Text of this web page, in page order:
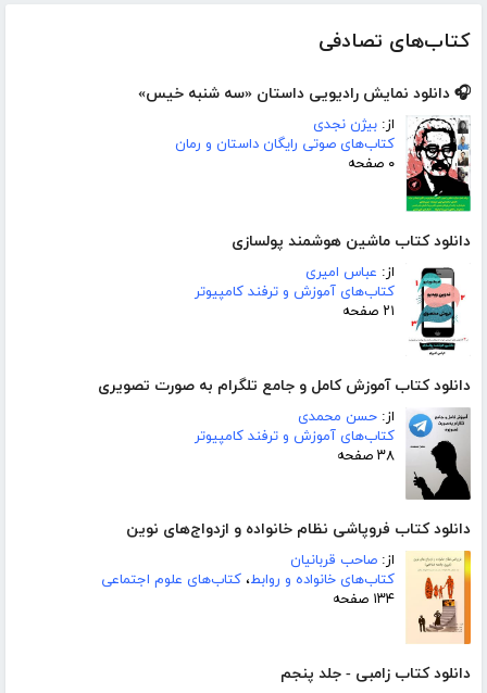
کتاب‌های تصادفی
🎧 دانلود نمایش رادیویی داستان «سه شنبه خیس»
از: بیژن نجدی
کتاب‌های صوتی رایگان داستان و رمان
۰ صفحه
دانلود کتاب ماشین هوشمند پولسازی
از: عباس امیری
کتاب‌های آموزش و ترفند کامپیوتر
۲۱ صفحه
دانلود کتاب آموزش کامل و جامع تلگرام به صورت تصویری
از: حسن محمدی
کتاب‌های آموزش و ترفند کامپیوتر
۳۸ صفحه
دانلود کتاب فروپاشی نظام خانواده و ازدواج‌های نوین
از: صاحب قربانیان
کتاب‌های خانواده و روابط، کتاب‌های علوم اجتماعی
۱۳۴ صفحه
دانلود کتاب زامبی - جلد پنجم